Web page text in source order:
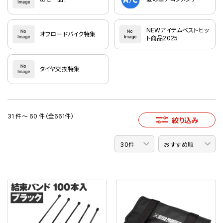
オフロードバイク特集
NEWアイテムベストヒッ
ト商品2025
タイヤ交換特集
31 件～ 60 件（全661件） 絞り込み